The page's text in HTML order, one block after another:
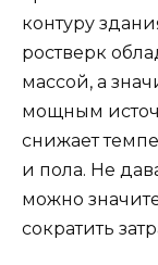
контуру
ростверк
массой, а
мощным
снижает
и пола. Не
можно
сократить